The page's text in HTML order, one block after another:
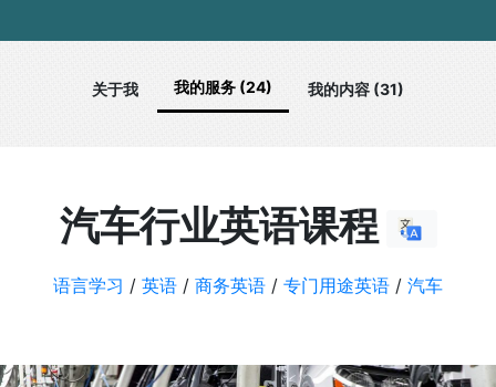
关于我 我的服务 (24) 我的内容 (31)
汽车行业英语课程
语言学习 / 英语 / 商务英语 / 专门用途英语 / 汽车